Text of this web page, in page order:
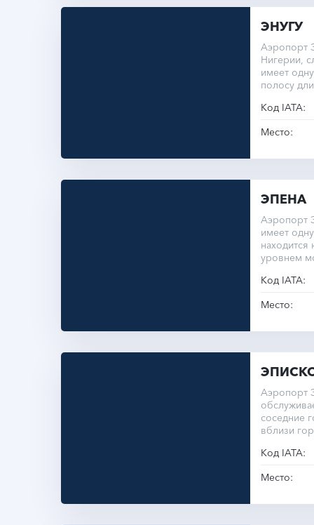
ЭНУГУ
Аэропорт
Нигерии,
имеет
полосу
Код IATA:
Место:
ЭПЕНА
Аэропорт
имеет
находится
уровнем
Код IATA:
Место:
Аэропорт
соседние
вблизи
Код IATA:
Место: